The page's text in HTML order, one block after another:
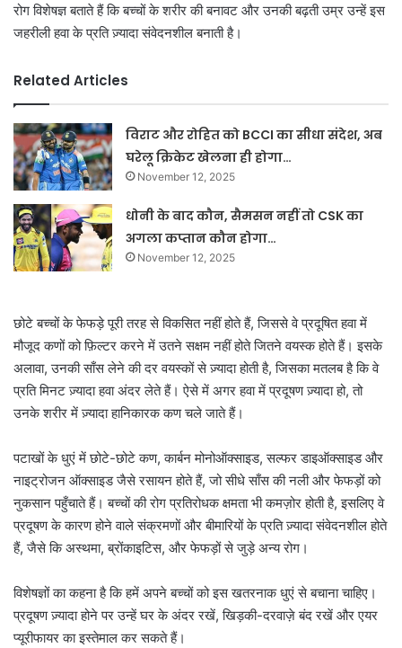
रोग विशेषज्ञ बताते हैं कि बच्चों के शरीर की बनावट और उनकी बढ़ती उम्र उन्हें इस
जहरीली हवा के प्रति ज़्यादा संवेदनशील बनाती है।
Related Articles
विराट और रोहित को BCCI का सीधा संदेश, अब
घरेलू क्रिकेट खेलना ही होगा…
November 12, 2025
धोनी के बाद कौन, सैमसन नहीं तो CSK का
अगला कप्तान कौन होगा…
November 12, 2025
छोटे बच्चों के फेफड़े पूरी तरह से विकसित नहीं होते हैं, जिससे वे प्रदूषित हवा में
मौजूद कणों को फ़िल्टर करने में उतने सक्षम नहीं होते जितने वयस्क होते हैं। इसके
अलावा, उनकी साँस लेने की दर वयस्कों से ज़्यादा होती है, जिसका मतलब है कि वे
प्रति मिनट ज़्यादा हवा अंदर लेते हैं। ऐसे में अगर हवा में प्रदूषण ज़्यादा हो, तो
उनके शरीर में ज़्यादा हानिकारक कण चले जाते हैं।
पटाखों के धुएं में छोटे-छोटे कण, कार्बन मोनोऑक्साइड, सल्फर डाइऑक्साइड और
नाइट्रोजन ऑक्साइड जैसे रसायन होते हैं, जो सीधे साँस की नली और फेफड़ों को
नुकसान पहुँचाते हैं। बच्चों की रोग प्रतिरोधक क्षमता भी कमज़ोर होती है, इसलिए वे
प्रदूषण के कारण होने वाले संक्रमणों और बीमारियों के प्रति ज़्यादा संवेदनशील होते
हैं, जैसे कि अस्थमा, ब्रोंकाइटिस, और फेफड़ों से जुड़े अन्य रोग।
विशेषज्ञों का कहना है कि हमें अपने बच्चों को इस खतरनाक धुएं से बचाना चाहिए।
प्रदूषण ज़्यादा होने पर उन्हें घर के अंदर रखें, खिड़की-दरवाज़े बंद रखें और एयर
प्यूरीफायर का इस्तेमाल कर सकते हैं।